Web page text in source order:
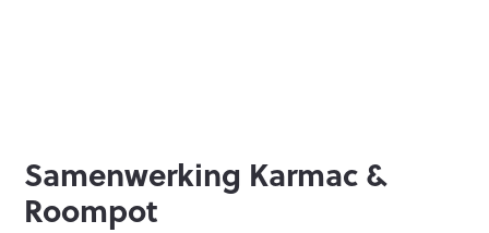
Samenwerking Karmac &
Roompot